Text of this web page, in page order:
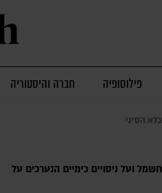
פילוסופיה חברה והיסטוריה
הסיני
ועל ניסויים כימיים הנערכים על